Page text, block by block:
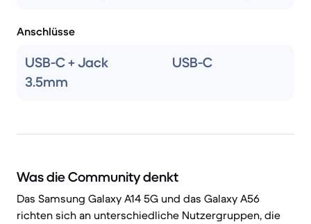
Anschlüsse
USB-C + Jack
3.5mm
USB-C
Was die Community denkt
Das Samsung Galaxy A14 5G und das Galaxy A56
richten sich an unterschiedliche Nutzergruppen, die